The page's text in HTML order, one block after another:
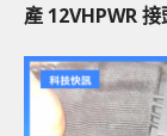
產 12VHPWR 接